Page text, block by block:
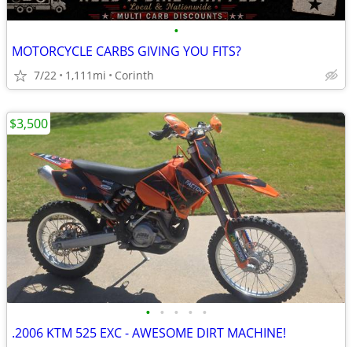
•
MOTORCYCLE CARBS GIVING YOU FITS?
7/22 1,111mi Corinth
• • • • •
.2006 KTM 525 EXC - AWESOME DIRT MACHINE!
$3,500